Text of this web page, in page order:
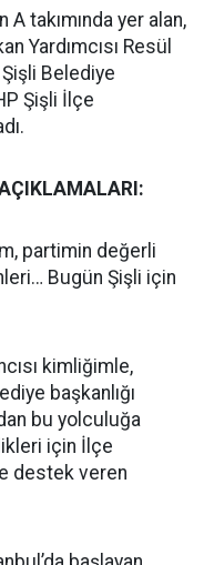
A takımında yer alan,
Yardımcısı Resül
Şişli Belediye
Şişli İlçe
partimin değerli
Bugün Şişli için
kimliğimle,
başkanlığı
bu yolculuğa
için İlçe
destek veren